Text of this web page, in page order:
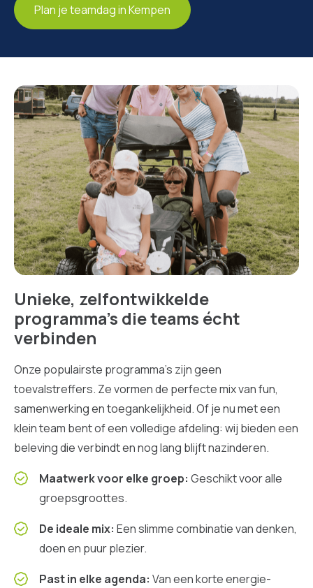
Plan je teamdag in Kempen
Unieke, zelfontwikkelde
programma’s die teams écht
verbinden
Onze populairste programma's zijn geen
toevalstreffers. Ze vormen de perfecte mix van fun,
samenwerking en toegankelijkheid. Of je nu met een
klein team bent of een volledige afdeling: wij bieden een
beleving die verbindt en nog lang blijft nazinderen.
Maatwerk voor elke groep: Geschikt voor alle
groepsgroottes.
De ideale mix: Een slimme combinatie van denken,
doen en puur plezier.
Past in elke agenda: Van een korte energie-